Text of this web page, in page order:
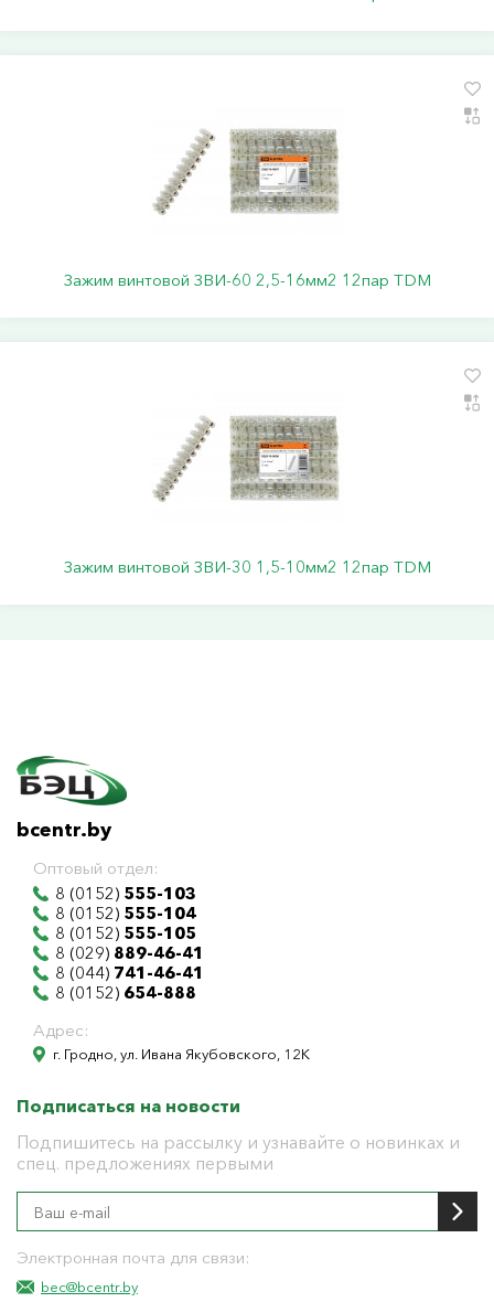
Зажим винтовой ЗВИ-60 2,5-16мм2 12пар TDM
Зажим винтовой ЗВИ-30 1,5-10мм2 12пар TDM
bcentr.by
Оптовый отдел:
8 (0152) 555-103
8 (0152) 555-104
8 (0152) 555-105
8 (029) 889-46-41
8 (044) 741-46-41
8 (0152) 654-888
Адрес:
г. Гродно, ул. Ивана Якубовского, 12К
Подписаться на новости
Подпишитесь на рассылку и узнавайте о новинках и
спец. предложениях первыми
Электронная почта для связи:
bec@bcentr.by